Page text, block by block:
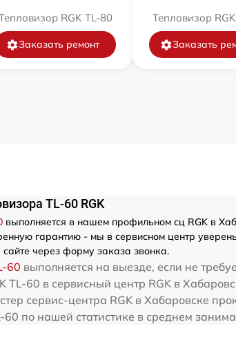
RGK TL-80
Заказать ремонт
Тепловизор
Заказать
TL-60 RGK
выполняется в нашем профильном сц RGK в
гарантию - мы в сервисном центр
через форму заказа звонка.
60 выполняется на выезде, если не
TL-60 в сервисный центр RGK в
сервис-центра RGK в Хабаровске
60 по нашей статистике в среднем